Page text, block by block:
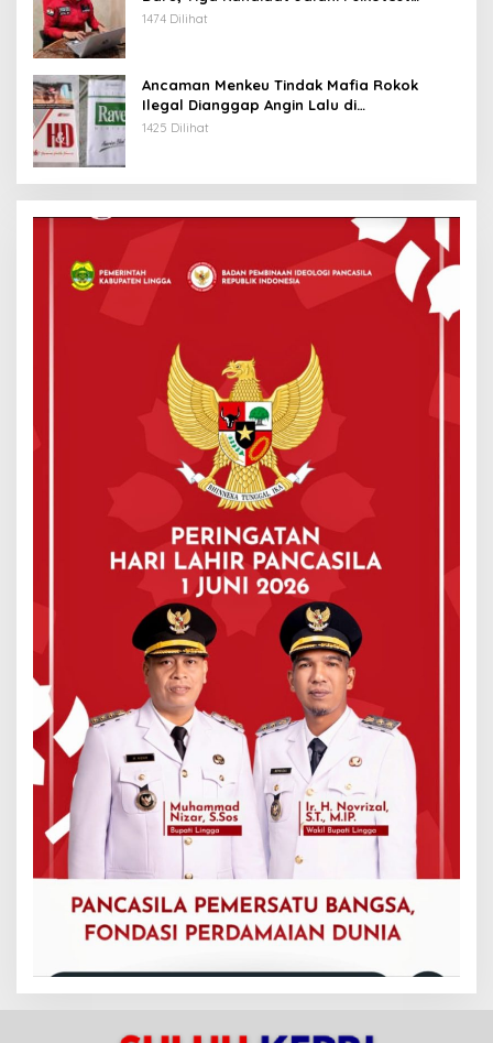
Daring
1474 Dilihat
Ancaman Menkeu Tindak Mafia Rokok
Ilegal Dianggap Angin Lalu di
Tanjungpinang
1425 Dilihat